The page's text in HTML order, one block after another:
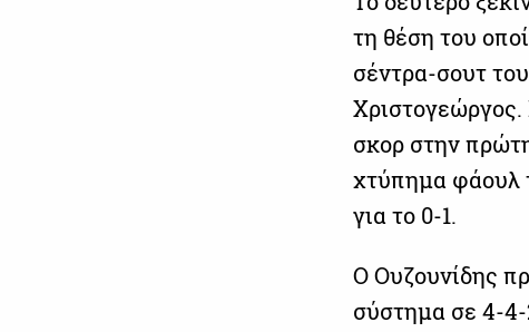
τη θέση του
σέντρα-σουτ
Χριστογεώργος.
σκορ στην
χτύπημα φάουλ
για το 0-1.
Ο Ουζουνίδης
σύστημα σε 4-